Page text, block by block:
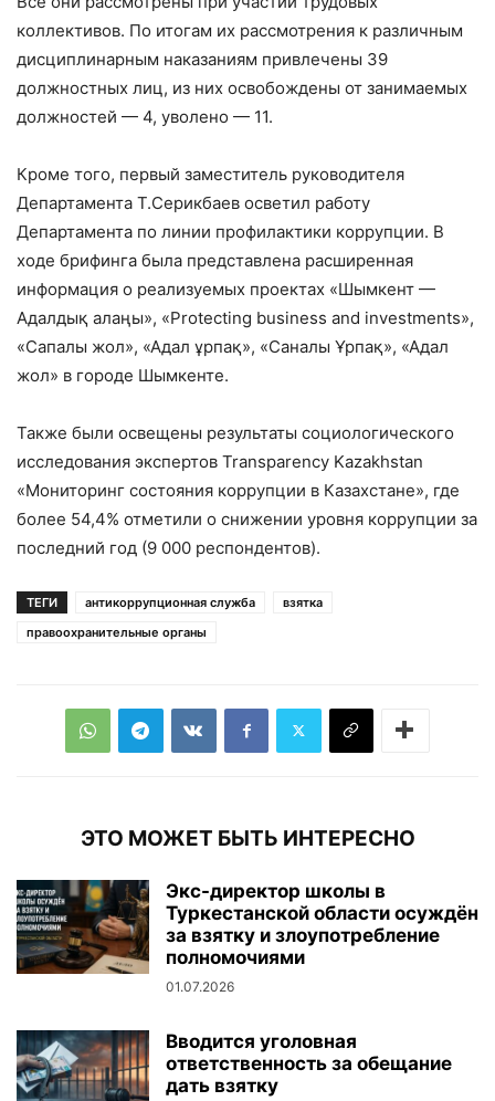
коллективов. По итогам их рассмотрения к различным
дисциплинарным наказаниям привлечены 39
должностных лиц, из них освобождены от занимаемых
должностей — 4, уволено — 11.
Кроме того, первый заместитель руководителя
Департамента Т.Серикбаев осветил работу
Департамента по линии профилактики коррупции. В
ходе брифинга была представлена расширенная
информация о реализуемых проектах «Шымкент —
Адалдық алаңы», «Protecting business and investments»,
«Сапалы жол», «Адал ұрпақ», «Саналы Ұрпақ», «Адал
жол» в городе Шымкенте.
Также были освещены результаты социологического
исследования экспертов Transparency Kazakhstan
«Мониторинг состояния коррупции в Казахстане», где
более 54,4% отметили о снижении уровня коррупции за
последний год (9 000 респондентов).
ТЕГИ антикоррупционная служба
взятка
правоохранительные органы
ЭТО МОЖЕТ БЫТЬ ИНТЕРЕСНО
Экс-директор школы в
Туркестанской области осуждён
за взятку и злоупотребление
полномочиями
01.07.2026
Вводится уголовная
ответственность за обещание
дать взятку